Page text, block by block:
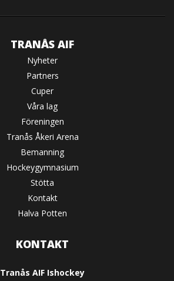
TRANÅS AIF
Nyheter
Partners
Cuper
Våra lag
Föreningen
Tranås Åkeri Arena
Bemanning
Hockeygymnasium
Stötta
Kontakt
Halva Potten
KONTAKT
Tranås AIF Ishockey